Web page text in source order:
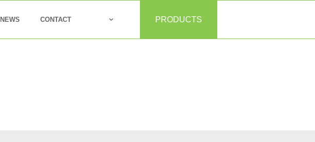
NEWS CONTACT PRODUCTS